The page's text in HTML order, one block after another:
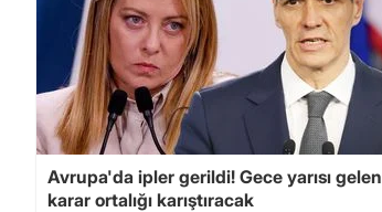
Avrupa'da ipler gerildi! Gece yarısı gelen
karar ortalığı karıştıracak